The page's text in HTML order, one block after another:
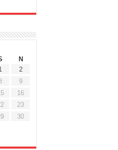
N
2
9
16
23
30